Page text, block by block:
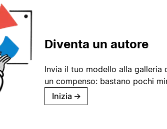
Diventa un autore
Invia il tuo modello alla
un compenso: bastano pochi
Inizia →